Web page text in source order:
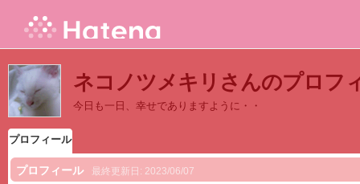
ネコノツメキリさんのプロフ
今日も一日、幸せでありますように・・
プロフィール
プロフィール 最終更新日: 2023/06/07